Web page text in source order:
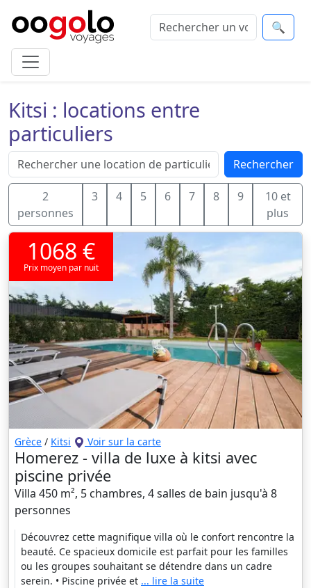
🔍
Kitsi : locations entre
particuliers
Rechercher
2
personnes
3 4 5 6 7 8 9
10 et
plus
1068 €
Prix moyen par nuit
Grèce / Kitsi Voir sur la carte
Homerez - villa de luxe à kitsi avec
piscine privée
Villa 450 m², 5 chambres, 4 salles de bain jusqu'à 8
personnes
Découvrez cette magnifique villa où le confort rencontre la
beauté. Ce spacieux domicile est parfait pour les familles
ou les groupes souhaitant se détendre dans un cadre
serein. • Piscine privée et ... lire la suite